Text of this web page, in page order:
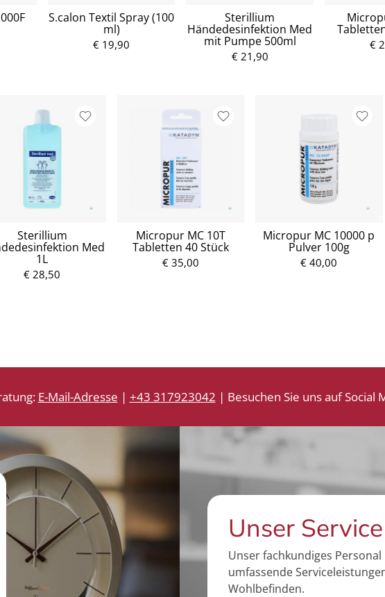
S.calon Textil Spray (100
ml)
€ 19,90
Sterillium
Händedesinfektion Med
mit Pumpe 500ml
€ 21,90
€
Sterillium
Med
1L
€ 28,50
Micropur MC 10T
Tabletten 40 Stück
€ 35,00
Micropur MC 10000 p
Pulver 100g
€ 40,00
E-Mail-Adresse | +43 317923042 | Besuchen Sie uns auf Social
Unser Service
Unser fachkundiges
umfassende
Wohlbefinden.